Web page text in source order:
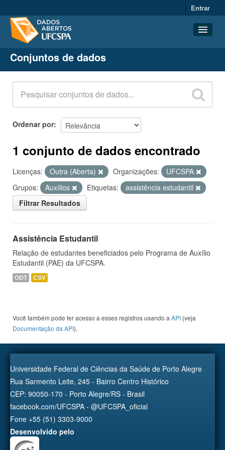
Entrar
Conjuntos de dados
Organizações
Grupos
Sobre
Conjuntos de dados
Ordenar por
1 conjunto de dados encontrado
Licenças: Outra (Aberta) Organizações:
UFCSPA
Grupos:
Auxílios Etiquetas:
assistência estudantil
Filtrar Resultados
Assistência Estudantil
Relação de estudantes beneficiados pelo Programa de Auxílio
Estudantil (PAE) da UFCSPA.
ODT CSV
Você também pode ter acesso a esses registros usando a API (veja
Documentação da API).
Universidade Federal de Ciências da Saúde de Porto Alegre
Rua Sarmento Leite, 245 - Bairro Centro Histórico
CEP: 90050-170 - Porto Alegre/RS - Brasil
facebook.com/UFCSPA - @UFCSPA_oficial
Fone +55 (51) 3303-9000
Desenvolvido pelo